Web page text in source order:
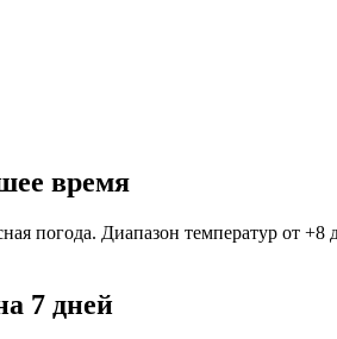
время
погода. Диапазон температур от
7 дней